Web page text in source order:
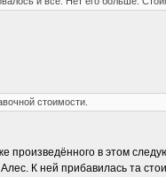
стоимости.
произведённого в этом
К ней прибавилась та